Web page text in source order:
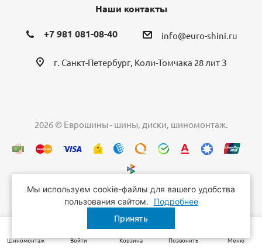
Наши контакты
+7 981 081-08-40 info@euro-shini.ru
г. Санкт-Петербург, Коли-Томчака 28 лит З
2026 © Еврошины - шины, диски, шиномонтаж.
Мы используем cookie-файлы для вашего удобства
пользования сайтом.
Подробнее
Принять
Шиномонтаж Войти Корзина Позвонить Меню